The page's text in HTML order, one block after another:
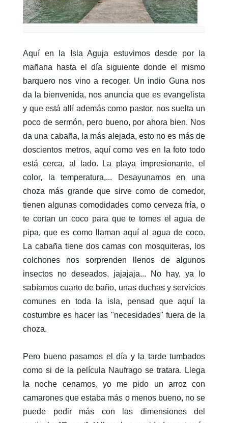
Aquí en la Isla Aguja estuvimos desde por la
mañana hasta el día siguiente donde el mismo
barquero nos vino a recoger. Un indio Guna nos
da la bienvenida, nos anuncia que es evangelista
y que está allí además como pastor, nos suelta un
poco de sermón, pero bueno, por ahora bien. Nos
da una cabaña, la más alejada, esto no es más de
doscientos metros, aquí como ves en la foto todo
está cerca, al lado. La playa impresionante, el
color, la temperatura,... Desayunamos en una
choza más grande que sirve como de comedor,
tienen algunas comodidades como cerveza fría, o
te cortan un coco para que te tomes el agua de
pipa, que es como llaman aquí al agua de coco.
La cabaña tiene dos camas con mosquiteras, los
colchones nos sorprenden llenos de algunos
insectos no deseados, jajajaja... No hay, ya lo
sabíamos cuarto de baño, unas duchas y servicios
comunes en toda la isla, pensad que aquí la
costumbre es hacer las "necesidades" fuera de la
choza.
Pero bueno pasamos el día y la tarde tumbados
como si de la película Naufrago se tratara. Llega
la noche cenamos, yo me pido un arroz con
camarones que estaba más o menos bueno, no se
puede pedir más con las dimensiones del